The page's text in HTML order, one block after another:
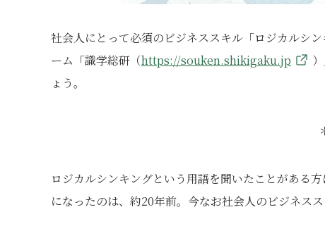
社会人にとって必須のビジネススキル「ロジカルシ
ーム「識学総研（https://souken.shikigaku.jp
ょう。
ロジカルシンキングという用語を聞いたことがある
になったのは、約20年前。今なお社会人のビジネス